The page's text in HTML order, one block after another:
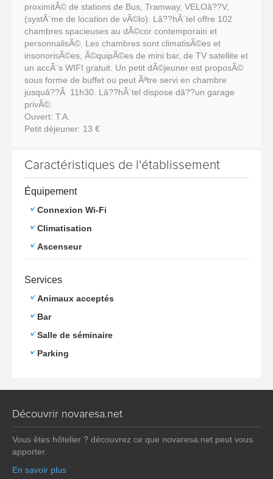
proximitÃ© de stations de Bus, Tramway, VELOâ??V,
(systÃ¨me de location de vÃ©lo). Lâ??hÃ´tel offre 102
chambres spacieuses au dÃ©cor contemporain et
personnalisÃ©. Les chambres sont climatisÃ©es et
insonorisÃ©es, Ã©quipÃ©es de mini bar, de TV satellite et
un accÃ¨s WIFI gratuit. Un petit dÃ©jeuner est proposÃ©
sous forme de buffet ou peut Ãªtre servi en chambre
jusquâ??Ã 11h30. Lâ??hÃ´tel dispose dâ??un garage
privÃ©.
Ouvert: T.A.
Petit déjeuner: 13 €
Caractéristiques de l'établissement
Équipement
Connexion Wi-Fi
Climatisation
Ascenseur
Services
Animaux acceptés
Bar
Salle de séminaire
Parking
Découvrir novaresa.net
Vous êtes hôtelier ? découvrez ce que novaresa.net peut vous
apporter.
En savoir plus